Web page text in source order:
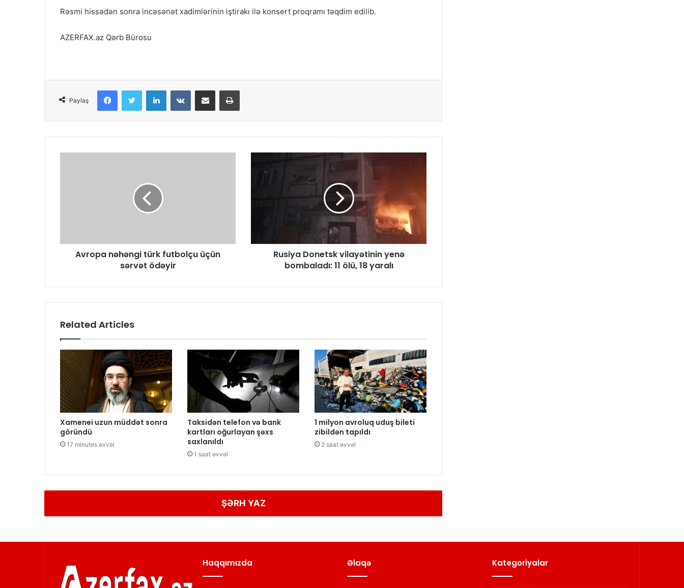
Rəsmi hissədən sonra incəsənət xadimlərinin iştirakı ilə konsert proqramı təqdim edilib.
AZERFAX.az Qərb Bürosu
Paylaş
FacebookTwitter LinkedInVKontakteShare via Email Print
Avropa nəhəngi türk futbolçu üçün
sərvət ödəyir
Rusiya Donetsk vilayətinin yenə
bombaladı: 11 ölü, 18 yaralı
Related Articles
Xamenei uzun müddət sonra
göründü
17 minutes əvvəl
Taksidən telefon və bank
kartları oğurlayan şəxs
saxlanıldı
1 saat əvvəl
1 milyon avroluq uduş bileti
zibildən tapıldı
2 saat əvvəl
ŞƏRH YAZ
Haqqımızda Əlaqə Kategoriyalar